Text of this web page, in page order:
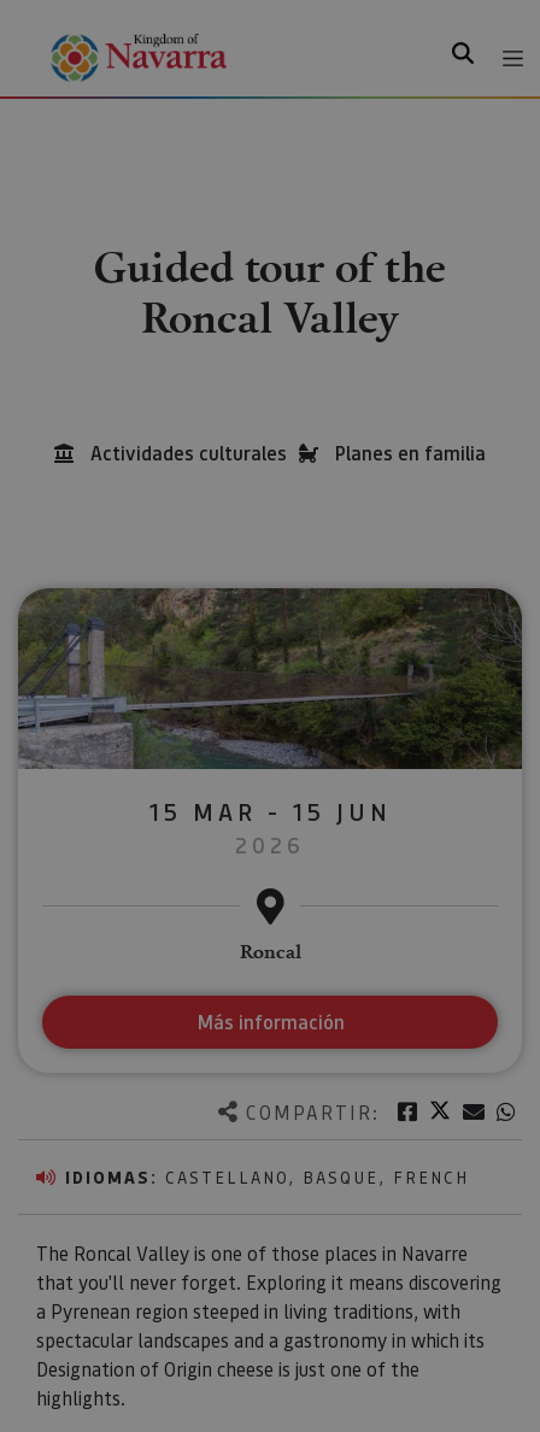
Search
Guided tour of the
Roncal Valley
Actividades culturales Planes en familia
COMPARTIR: Facebook
Twitter
IDIOMAS: CASTELLANO, BASQUE, FRENCH
The Roncal Valley is one of those places in Navarre
that you'll never forget. Exploring it means discovering
a Pyrenean region steeped in living traditions, with
spectacular landscapes and a gastronomy in which its
Designation of Origin cheese is just one of the
highlights.
15 MAR - 15 JUN
2026
Roncal
Más información